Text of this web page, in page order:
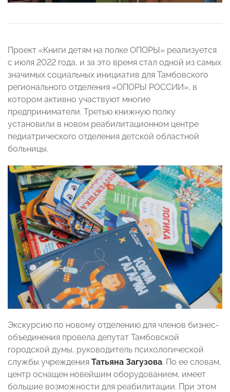
Проект «Книги детям на полке ОПОРЫ» реализуется
с июля 2022 года, и за это время стал одной из самых
значимых социальных инициатив для Тамбовского
регионального отделения «ОПОРЫ РОССИИ», в
котором активно участвуют многие
предприниматели. Третью книжную полку
установили в новом реабилитационном центре
педиатрического отделения детской областной
больницы.
Экскурсию по новому отделению для членов бизнес-
объединения провела депутат Тамбовской
городской думы, руководитель психологической
службы учреждения Татьяна Загузова. По ее словам,
центр оснащен новейшим оборудованием, имеет
большие возможности для реабилитации. При этом